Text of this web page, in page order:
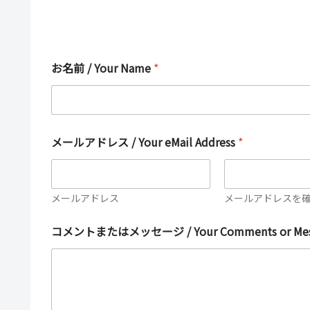
お名前 / Your Name *
メールアドレス / Your eMail Address *
メールアドレス メールアドレスを
/
/
コメントまたはメッセージ / Your Comments or